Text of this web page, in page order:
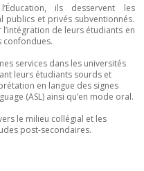
ils desservent les
publics et privés subventionnés.
de leurs étudiants en
confondues.
services dans les universités
leurs étudiants sourds et
en langue des signes
(ASL) ainsi qu’en mode oral.
le milieu collégial et les
post-secondaires.